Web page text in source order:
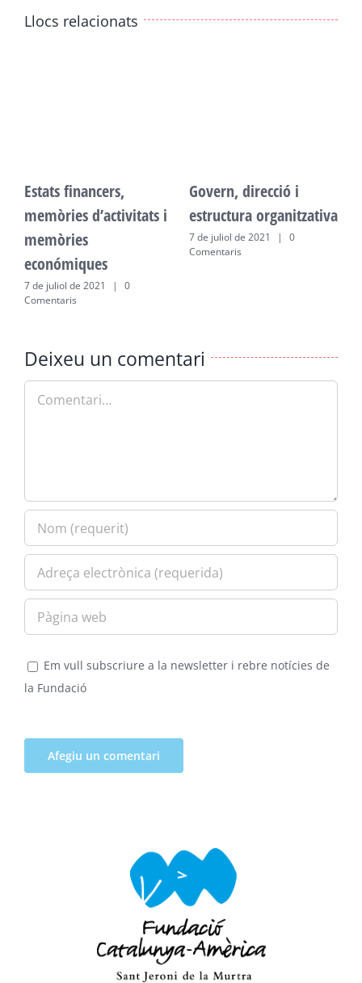
Llocs relacionats
Estats financers,
memòries d’activitats i
memòries
económiques
7 de juliol de 2021 |
0
Comentaris
Govern, direcció i
estructura organitzativa
7 de juliol de 2021 |
0
Comentaris
Deixeu un comentari
Em vull subscriure a la newsletter i rebre notícies de
la Fundació